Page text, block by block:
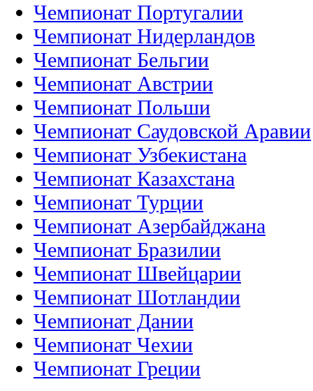
Чемпионат Португалии
Чемпионат Нидерландов
Чемпионат Бельгии
Чемпионат Австрии
Чемпионат Польши
Чемпионат Саудовской Аравии
Чемпионат Узбекистана
Чемпионат Казахстана
Чемпионат Турции
Чемпионат Азербайджана
Чемпионат Бразилии
Чемпионат Швейцарии
Чемпионат Шотландии
Чемпионат Дании
Чемпионат Чехии
Чемпионат Греции